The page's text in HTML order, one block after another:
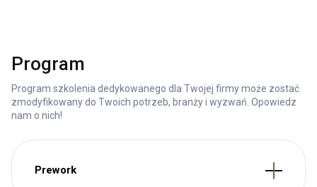
Program
Program szkolenia dedykowanego dla Twojej firmy może zostać
zmodyfikowany do Twoich potrzeb, branży i wyzwań. Opowiedz
nam o nich!
Prework